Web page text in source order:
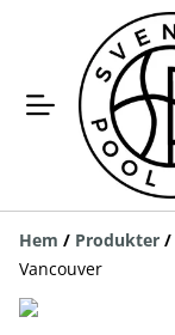
Hem / Produkter /
Vancouver